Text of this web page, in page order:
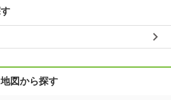
図から探す